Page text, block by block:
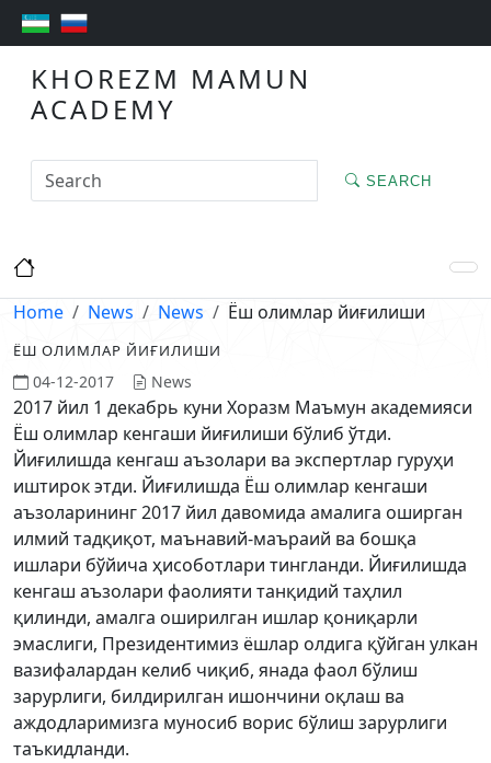
KHOREZM MAMUN
ACADEMY
SEARCH
Home News News Ёш олимлар йиғилиши
ЁШ ОЛИМЛАР ЙИҒИЛИШИ
04-12-2017 News
2017 йил 1 декабрь куни Хоразм Маъмун академияси
Ёш олимлар кенгаши йиғилиши бўлиб ўтди.
Йиғилишда кенгаш аъзолари ва экспертлар гуруҳи
иштирок этди. Йиғилишда Ёш олимлар кенгаши
аъзоларининг 2017 йил давомида амалига оширган
илмий тадқиқот, маънавий-маъраий ва бошқа
ишлари бўйича ҳисоботлари тингланди. Йиғилишда
кенгаш аъзолари фаолияти танқидий таҳлил
қилинди, амалга оширилган ишлар қониқарли
эмаслиги, Президентимиз ёшлар олдига қўйган улкан
вазифалардан келиб чиқиб, янада фаол бўлиш
зарурлиги, билдирилган ишончини оқлаш ва
аждодларимизга муносиб ворис бўлиш зарурлиги
таъкидланди.